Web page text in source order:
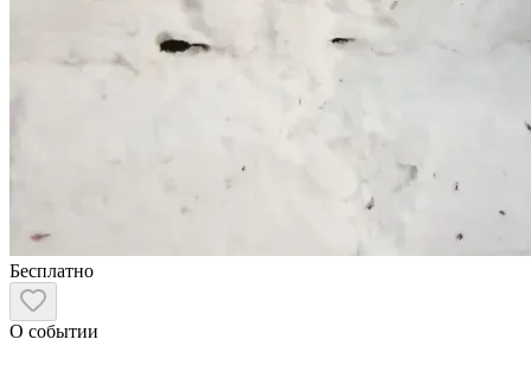
Бесплатно
О событии